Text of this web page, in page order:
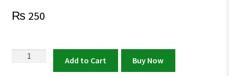
₨ 250
Kent
Add to Cart Buy Now